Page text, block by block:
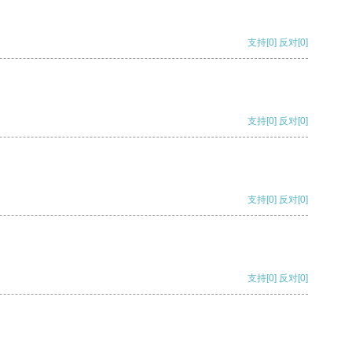
支持[0] 反对[0]
支持[0] 反对[0]
支持[0] 反对[0]
支持[0] 反对[0]